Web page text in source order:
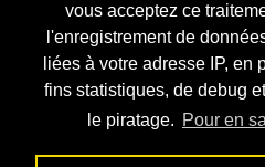
vous acceptez ce
l'enregistrement de
liées à votre adresse IP, en
fins statistiques, de debug
le piratage. Pour en
Annonces
Liens externes
Téléchargement
Contact